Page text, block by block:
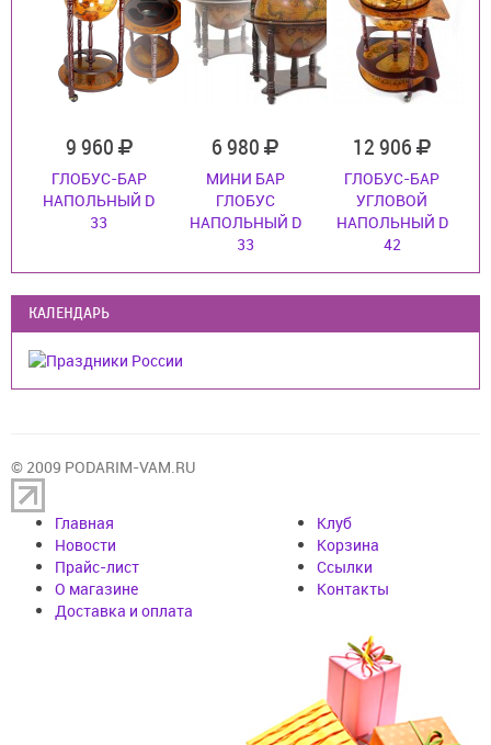
9 960
ГЛОБУС-БАР
НАПОЛЬНЫЙ D
33
6 980
МИНИ БАР
ГЛОБУС
НАПОЛЬНЫЙ D
33
12 906
ГЛОБУС-БАР
УГЛОВОЙ
НАПОЛЬНЫЙ D
42
КАЛЕНДАРЬ
© 2009 PODARIM-VAM.RU
Главная
Новости
Прайс-лист
О магазине
Доставка и оплата
Клуб
Корзина
Cсылки
Контакты